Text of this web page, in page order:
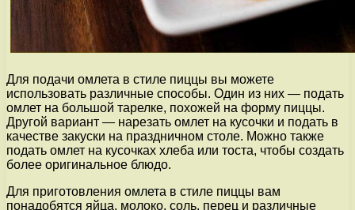
Для подачи омлета в стиле пиццы вы можете
использовать различные способы. Один из них — подать
омлет на большой тарелке, похожей на форму пиццы.
Другой вариант — нарезать омлет на кусочки и подать в
качестве закуски на праздничном столе. Можно также
подать омлет на кусочках хлеба или тоста, чтобы создать
более оригинальное блюдо.
Для приготовления омлета в стиле пиццы вам
понадобятся яйца, молоко, соль, перец и различные